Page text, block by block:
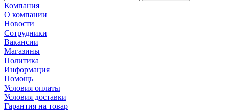
Компания
О компании
Новости
Сотрудники
Вакансии
Магазины
Политика
Информация
Помощь
Условия оплаты
Условия доставки
Гарантия на товар